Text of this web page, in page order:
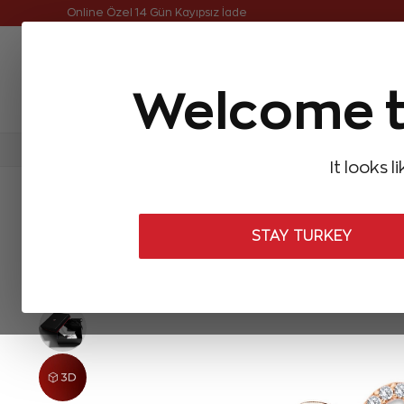
Welcome
It looks
STAY TURKEY
Online Özel Ücretsiz ve Sigortalı Teslimat
Aynı Gün Kargo Çok Satanlar